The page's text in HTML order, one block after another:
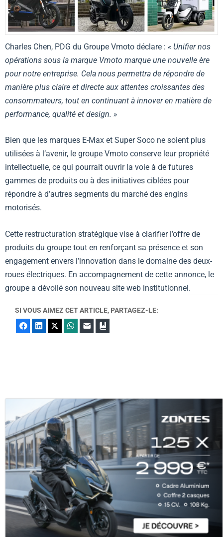
Charles Chen, PDG du Groupe Vmoto déclare : « Unifier nos
opérations sous la marque Vmoto marque une nouvelle ère
pour notre entreprise. Cela nous permettra de répondre de
manière plus claire et directe aux attentes croissantes des
consommateurs, tout en continuant à innover en matière de
performance, qualité et design. »
Bien que les marques E-Max et Super Soco ne soient plus
utilisées à l’avenir, le groupe Vmoto conserve leur propriété
intellectuelle, ce qui pourrait ouvrir la voie à de futures
gammes de produits ou à des initiatives ciblées pour
répondre à d’autres segments du marché des engins
motorisés.
Cette restructuration stratégique vise à clarifier l’offre de
produits du groupe tout en renforçant sa présence et son
engagement envers l’innovation dans le domaine des deux-
roues électriques. En accompagnement de cette annonce, le
groupe a dévoilé son nouveau site web institutionnel.
SI VOUS AIMEZ CET ARTICLE, PARTAGEZ-LE:
FacebookLinkedIn WhatsApp
E-mail